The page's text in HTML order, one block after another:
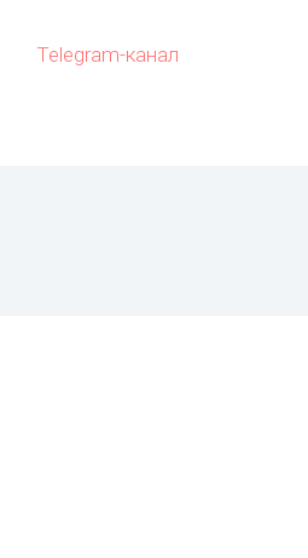
Telegram-канал